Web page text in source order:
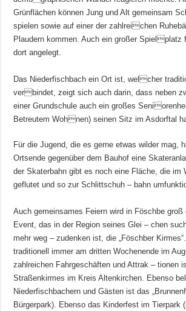
Grünflächen können Jung und Alt gemeinsam
spielen sowie auf einer der zahlreichen
Plaudern kommen. Auch ein großer Spielplatz
dort angelegt.
Das Niederfischbach ein Ort ist, welcher
verbindet, zeigt sich auch darin, dass neben
einer Grundschule auch ein großes
Betreutem Wohnen) seinen Sitz im Asdorftal
Für die Jugend, die es gerne etwas wilder mag,
Ortsende gegenüber dem Bauhof eine
der Skaterbahn gibt es noch eine Fläche, die im
geflutet und so zur Schlittschuh – bahn
Auch gemeinsames Feiern wird in Föschbe groß
Event, das in der Region seines Glei – chen
mehr weg – zudenken ist, die „Föschber
traditionell immer am dritten Wochenende im
zahlreichen Fahrgeschäften und Attrak – tionen
Straßenkirmes im Kreis Altenkirchen. Ebenso
Niederfischbachern und Gästen ist das
Bürgerpark). Ebenso das Kinderfest im Tierpark